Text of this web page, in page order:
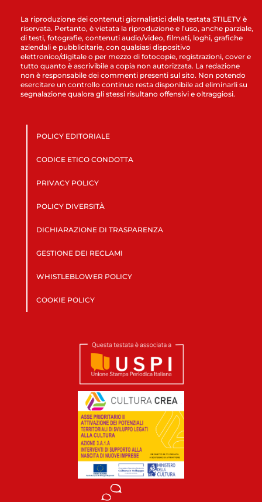
La riproduzione dei contenuti giornalistici della testata STILETV è
riservata. Pertanto, è vietata la riproduzione e l’uso, anche parziale,
di testi, fotografie, contenuti audio/video, filmati, loghi, grafiche
aziendali e pubblicitarie, con qualsiasi dispositivo
elettronico/digitale o per mezzo di fotocopie, registrazioni, cover e
tutto quanto è ascrivibile a copia non autorizzata. La redazione
non è responsabile dei commenti presenti sul sito. Non potendo
esercitare un controllo continuo resta disponibile ad eliminarli su
segnalazione qualora gli stessi risultano offensivi e oltraggiosi.
POLICY EDITORIALE
CODICE ETICO CONDOTTA
PRIVACY POLICY
POLICY DIVERSITÀ
DICHIARAZIONE DI TRASPARENZA
GESTIONE DEI RECLAMI
WHISTLEBLOWER POLICY
COOKIE POLICY